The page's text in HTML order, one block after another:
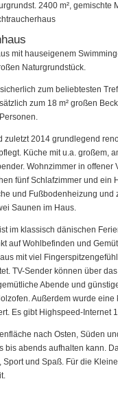
2400 m², gemischte
mit hauseigenem
Naturgrundstück.
zum beliebtesten
zum 18 m² großen
zuletzt 2014 grundlegend
Küche mit u.a. großem,
Wohnzimmer in offener
fünf Schlafzimmer und ein
und Fußbodenheizung und
Saunen im Haus.
im klassisch dänischen
auf Wohlbefinden und
mit viel
TV-Sender können über
Abende und
Außerdem wurde eine
Es gibt Highspeed-Internet
nach Osten, Süden
bis abends aufhalten kann.
Sport und Spaß. Für die